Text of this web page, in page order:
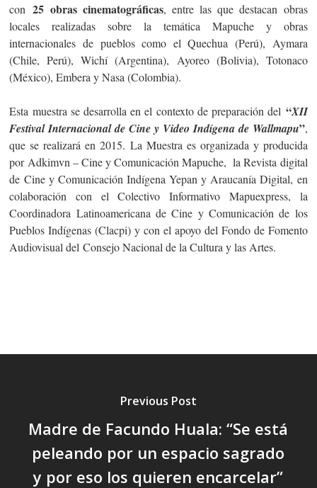
con 25 obras cinematográficas, entre las que destacan obras
locales realizadas sobre la temática Mapuche y obras
internacionales de pueblos como el Quechua (Perú), Aymara
(Chile, Perú), Wichí (Argentina), Ayoreo (Bolivia), Totonaco
(México), Embera y Nasa (Colombia).
Esta muestra se desarrolla en el contexto de preparación del “XII
Festival Internacional de Cine y Video Indígena de Wallmapu”,
que se realizará en 2015. La Muestra es organizada y producida
por Adkimvn – Cine y Comunicación Mapuche, la Revista digital
de Cine y Comunicación Indígena Yepan y Araucanía Digital, en
colaboración con el Colectivo Informativo Mapuexpress, la
Coordinadora Latinoamericana de Cine y Comunicación de los
Pueblos Indígenas (Clacpi) y con el apoyo del Fondo de Fomento
Audiovisual del Consejo Nacional de la Cultura y las Artes.
Previous Post
Madre de Facundo Huala: “Se está
peleando por un espacio sagrado
y por eso los quieren encarcelar”